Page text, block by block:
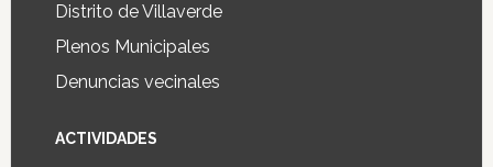
Distrito de Villaverde
Plenos Municipales
Denuncias vecinales
ACTIVIDADES